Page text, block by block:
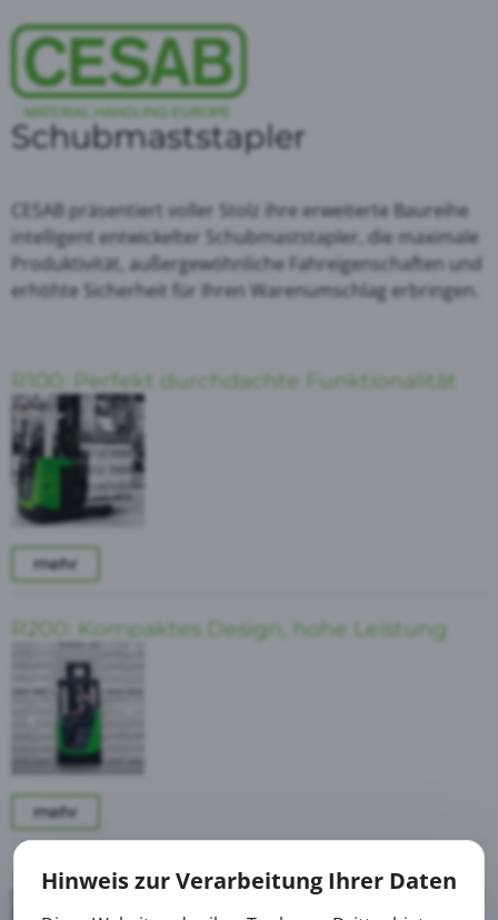
Schubmaststapler
CESAB präsentiert voller Stolz ihre erweiterte Baureihe
intelligent entwickelter Schubmaststapler, die maximale
Produktivität, außergewöhnliche Fahreigenschaften und
erhöhte Sicherheit für Ihren Warenumschlag erbringen.
R100: Perfekt durchdachte Funktionalität
mehr
R200: Kompaktes Design, hohe Leistung
mehr
R300: Überragende Produktivität
Hinweis zur Verarbeitung Ihrer Daten